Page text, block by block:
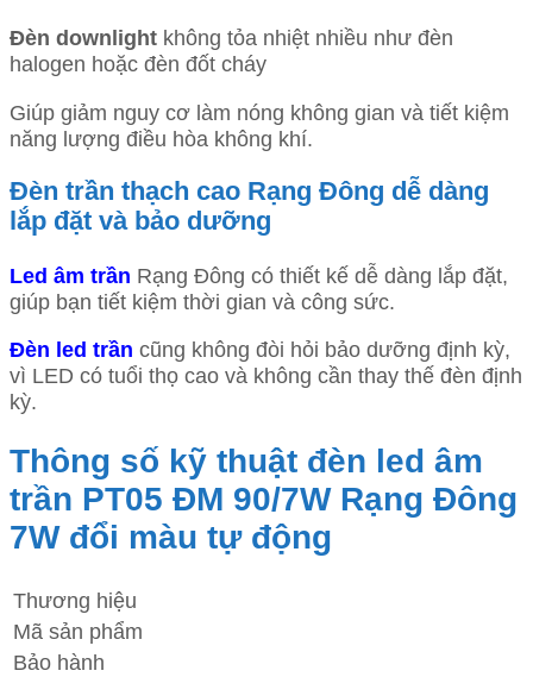
Đèn downlight không tỏa nhiệt nhiều như đèn
halogen hoặc đèn đốt cháy
Giúp giảm nguy cơ làm nóng không gian và tiết kiệm
năng lượng điều hòa không khí.
Đèn trần thạch cao Rạng Đông dễ dàng
lắp đặt và bảo dưỡng
Led âm trần Rạng Đông có thiết kế dễ dàng lắp đặt,
giúp bạn tiết kiệm thời gian và công sức.
Đèn led trần cũng không đòi hỏi bảo dưỡng định kỳ,
vì LED có tuổi thọ cao và không cần thay thế đèn định
kỳ.
Thông số kỹ thuật đèn led âm
trần PT05 ĐM 90/7W Rạng Đông
7W đổi màu tự động
Thương hiệu
Mã sản phẩm
Bảo hành